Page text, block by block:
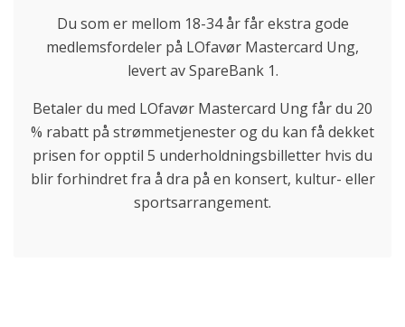
Du som er mellom 18-34 år får ekstra gode
medlemsfordeler på LOfavør Mastercard Ung,
levert av SpareBank 1.
Betaler du med LOfavør Mastercard Ung får du 20
% rabatt på strømmetjenester og du kan få dekket
prisen for opptil 5 underholdningsbilletter hvis du
blir forhindret fra å dra på en konsert, kultur- eller
sportsarrangement.